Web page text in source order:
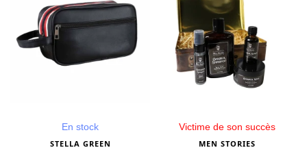
En stock
STELLA GREEN
Victime de son succès
MEN STORIES